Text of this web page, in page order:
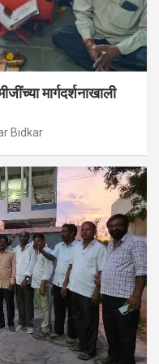
मार्गदर्शनाखाली
Bidkar